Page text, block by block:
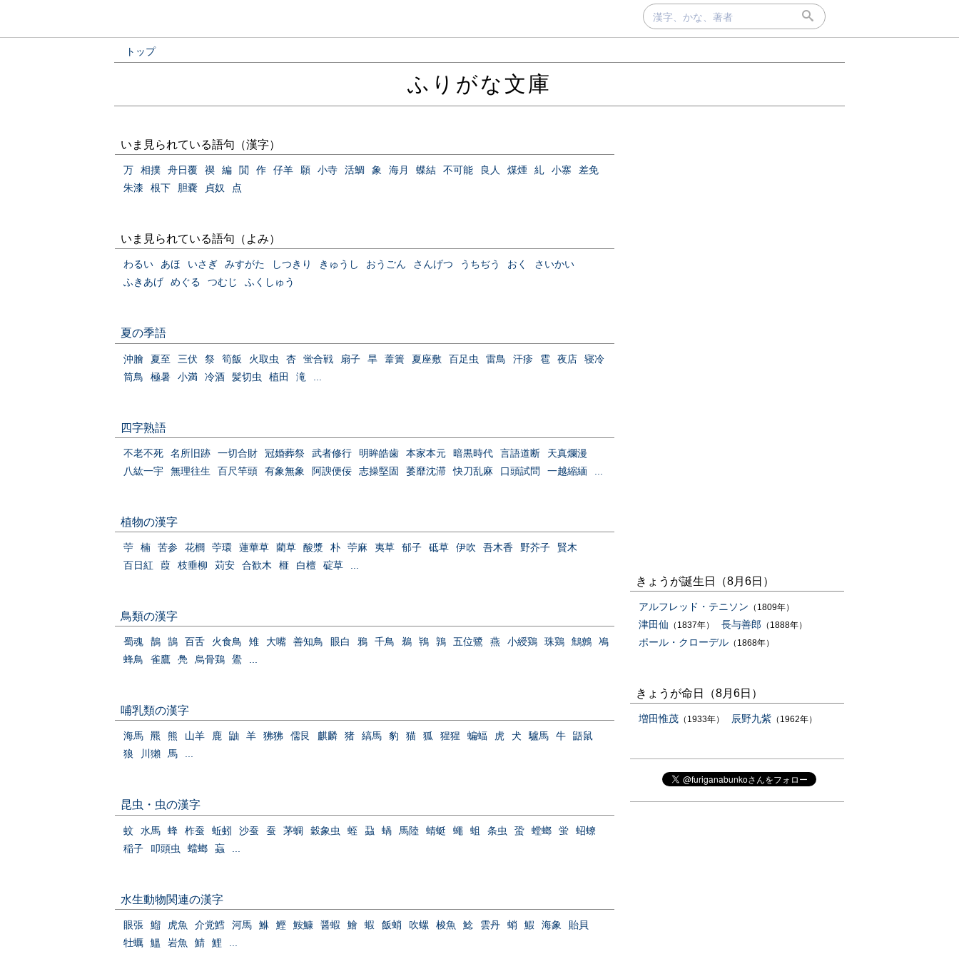
トップ
ふりがな文庫
いま見られている語句（漢字）
万 相撲 舟日覆 禊 編 閴 作 仔羊 願 小寺 活鯛 象 海月 蝶結 不可能 良人 煤煙 糺 小寨
差免
朱漆
根下 胆嚢 貞奴 点
いま見られている語句（よみ）
わるい あほ いさぎ みすがた しつきり きゅうし おうごん さんげつ うちぢう おく
さいかい
ふきあげ
めぐる つむじ ふくしゅう
夏の季語
沖膾 夏至 三伏 祭 筍飯 火取虫 杏 蛍合戦 扇子 旱 葦簀 夏座敷 百足虫 雷鳥 汗疹 雹 夜店
寝冷
筒鳥
極暑 小満 冷酒 髪切虫 植田 滝
四字熟語
不老不死 名所旧跡 一切合財 冠婚葬祭 武者修行 明眸皓歯 本家本元 暗黒時代 言語道断
天真爛漫
八紘一宇
無理往生 百尺竿頭 有象無象 阿諛便佞 志操堅固 萎靡沈滞 快刀乱麻 口頭試問 一越縮緬
植物の漢字
苧 楠 苦参 花櫚 苧環 蓮華草 藺草 酸漿 朴 苧麻 夷草 郁子 砥草 伊吹 吾木香 野芥子
賢木
百日紅
葭 枝垂柳 苅安 合歓木 榧 白檀 碇草
鳥類の漢字
蜀魂 鵲 鵠 百舌 火食鳥 雉 大嘴 善知鳥 眼白 鴉 千鳥 鵜 鴇 鶉 五位鷺 燕 小綬鶏 珠鶏 鷦鷯
鳰
蜂鳥
雀鷹 鳧 烏骨鶏 鷽
哺乳類の漢字
海馬 羆 熊 山羊 鹿 鼬 羊 狒狒 儒艮 麒麟 猪 縞馬 豹 猫 狐 猩猩 蝙蝠 虎 犬 驢馬 牛
鼯鼠
狼
川獺 馬 ...
昆虫・虫の漢字
蚊 水馬 蜂 柞蚕 蚯蚓 沙蚕 蚕 茅蜩 穀象虫 蛭 蝨 蝸 馬陸 蜻蜓 蠅 蛆 条虫 蛩 螳螂 蛍
蛁蟟
稲子
叩頭虫 蟷螂 蝱
水生動物関連の漢字
眼張 鰡 虎魚 介党鱈 河馬 鮴 鰹 鮟鱇 醤蝦 鱠 蝦 飯蛸 吹螺 梭魚 鯰 雲丹 蛸 鰕 海象
貽貝
牡蠣
鰮 岩魚 鯖 鯉
きょうが誕生日（8月6日）
アルフレッド・テニソン （1809年）
津田仙 （1837年） 長与善郎 （1888年）
ポール・クローデル （1868年）
きょうが命日（8月6日）
増田惟茂 （1933年） 辰野九紫 （1962年）